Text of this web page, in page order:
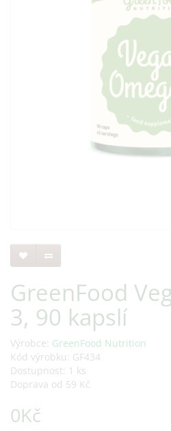
GreenFood
3, 90 kapslí
Výrobce: GreenFood Nutrition
Kód výrobku: GF434
Dostupnost: 1 ks
Doprava od 59 Kč
0Kč